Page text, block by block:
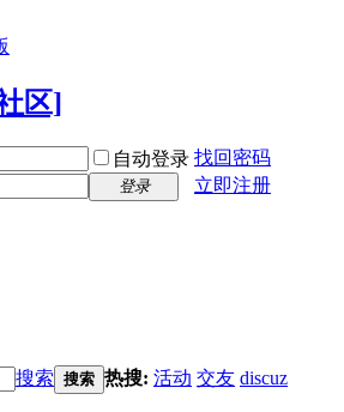
自动登录 找回密码
登录
立即注册
搜索 搜索 热搜: 活动 交友 discuz